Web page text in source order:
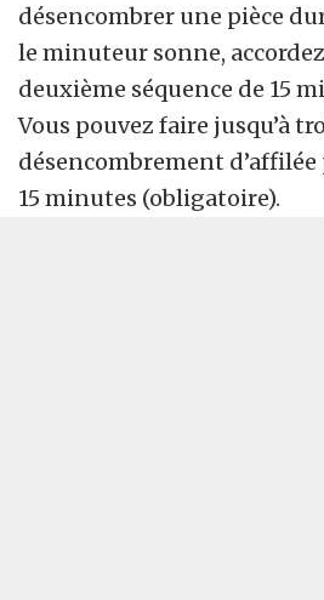
désencombrer une pièce
le minuteur sonne,
deuxième séquence de 15
Vous pouvez faire jusqu’à
désencombrement d’affilée
15 minutes (obligatoire).